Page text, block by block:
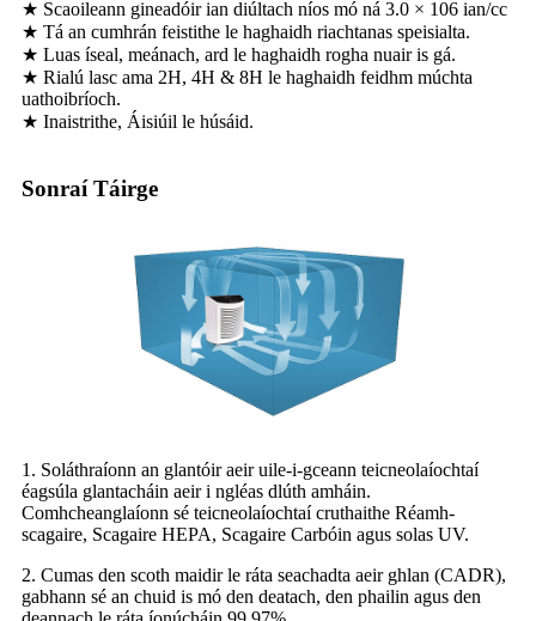
★ Scaoileann gineadóir ian diúltach níos mó ná 3.0 × 106 ian/cc
★ Tá an cumhrán feistithe le haghaidh riachtanas speisialta.
★ Luas íseal, meánach, ard le haghaidh rogha nuair is gá.
★ Rialú lasc ama 2H, 4H & 8H le haghaidh feidhm múchta
uathoibríoch.
★ Inaistrithe, Áisiúil le húsáid.
Sonraí Táirge
1. Soláthraíonn an glantóir aeir uile-i-gceann teicneolaíochtaí
éagsúla glantacháin aeir i ngléas dlúth amháin.
Comhcheanglaíonn sé teicneolaíochtaí cruthaithe Réamh-
scagaire, Scagaire HEPA, Scagaire Carbóin agus solas UV.
2. Cumas den scoth maidir le ráta seachadta aeir ghlan (CADR),
gabhann sé an chuid is mó den deatach, den phailin agus den